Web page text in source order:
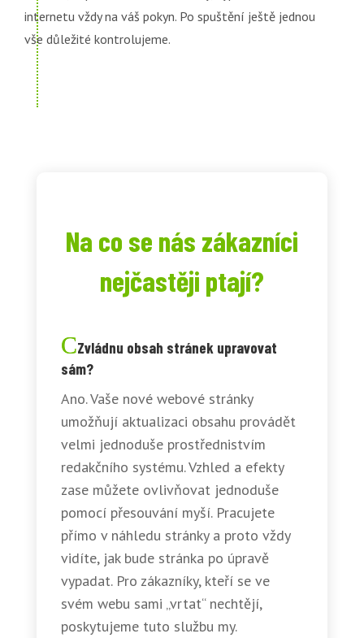
internetu vždy na váš pokyn. Po spuštění ještě jednou
vše důležité kontrolujeme.
Na co se nás zákazníci
nejčastěji ptají?
Zvládnu obsah stránek upravovat
sám?
Ano. Vaše nové webové stránky
umožňují aktualizaci obsahu provádět
velmi jednoduše prostřednistvím
redakčního systému. Vzhled a efekty
zase můžete ovlivňovat jednoduše
pomocí přesouvání myší. Pracujete
přímo v náhledu stránky a proto vždy
vidíte, jak bude stránka po úpravě
vypadat. Pro zákazníky, kteří se ve
svém webu sami „vrtat“ nechtějí,
poskytujeme tuto službu my.